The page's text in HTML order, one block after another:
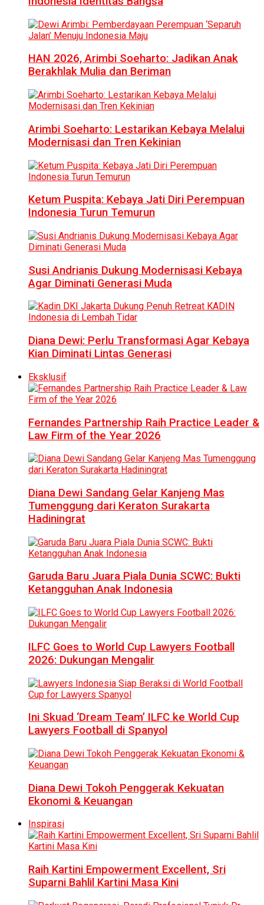
HAN 2026, Arimbi Soeharto: Jadikan Anak
Berakhlak Mulia dan Beriman
Arimbi Soeharto: Lestarikan Kebaya Melalui
Modernisasi dan Tren Kekinian
Ketum Puspita: Kebaya Jati Diri Perempuan
Indonesia Turun Temurun
Susi Andrianis Dukung Modernisasi Kebaya
Agar Diminati Generasi Muda
Diana Dewi: Perlu Transformasi Agar Kebaya
Kian Diminati Lintas Generasi
Eksklusif
Fernandes Partnership Raih Practice Leader &
Law Firm of the Year 2026
Diana Dewi Sandang Gelar Kanjeng Mas
Tumenggung dari Keraton Surakarta
Hadiningrat
Garuda Baru Juara Piala Dunia SCWC: Bukti
Ketangguhan Anak Indonesia
ILFC Goes to World Cup Lawyers Football
2026: Dukungan Mengalir
Ini Skuad ‘Dream Team’ ILFC ke World Cup
Lawyers Football di Spanyol
Diana Dewi Tokoh Penggerak Kekuatan
Ekonomi & Keuangan
Inspirasi
Raih Kartini Empowerment Excellent, Sri
Suparni Bahlil Kartini Masa Kini